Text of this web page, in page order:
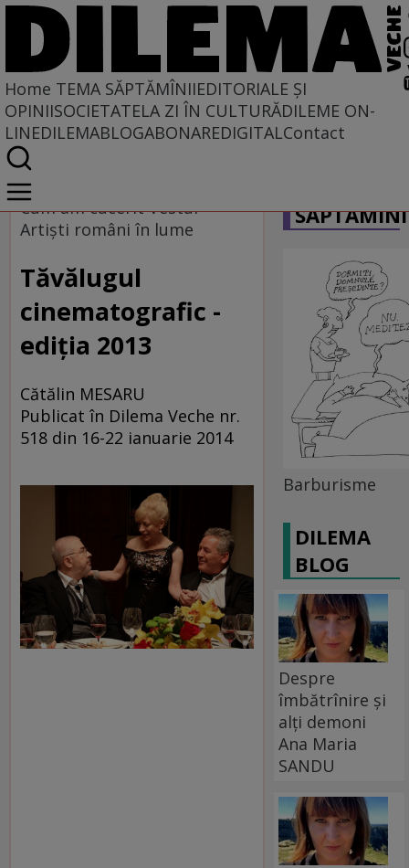
Home TEMA SĂPTĂMÎNIIEDITORIALE ȘI
OPINIISOCIETATELA ZI ÎN CULTURĂDILEME ON-
LINEDILEMABLOGABONAREDIGITALContact
Home
Tema săptămînii
Cum am cucerit Vestul -
Artişti români în lume
Tăvălugul
cinematografic -
ediţia 2013
Cătălin MESARU
Publicat în Dilema Veche nr.
518 din 16-22 ianuarie 2014
Barburisme
DILEMA
BLOG
Despre
îmbătrînire și
alți demoni
Ana Maria
SANDU